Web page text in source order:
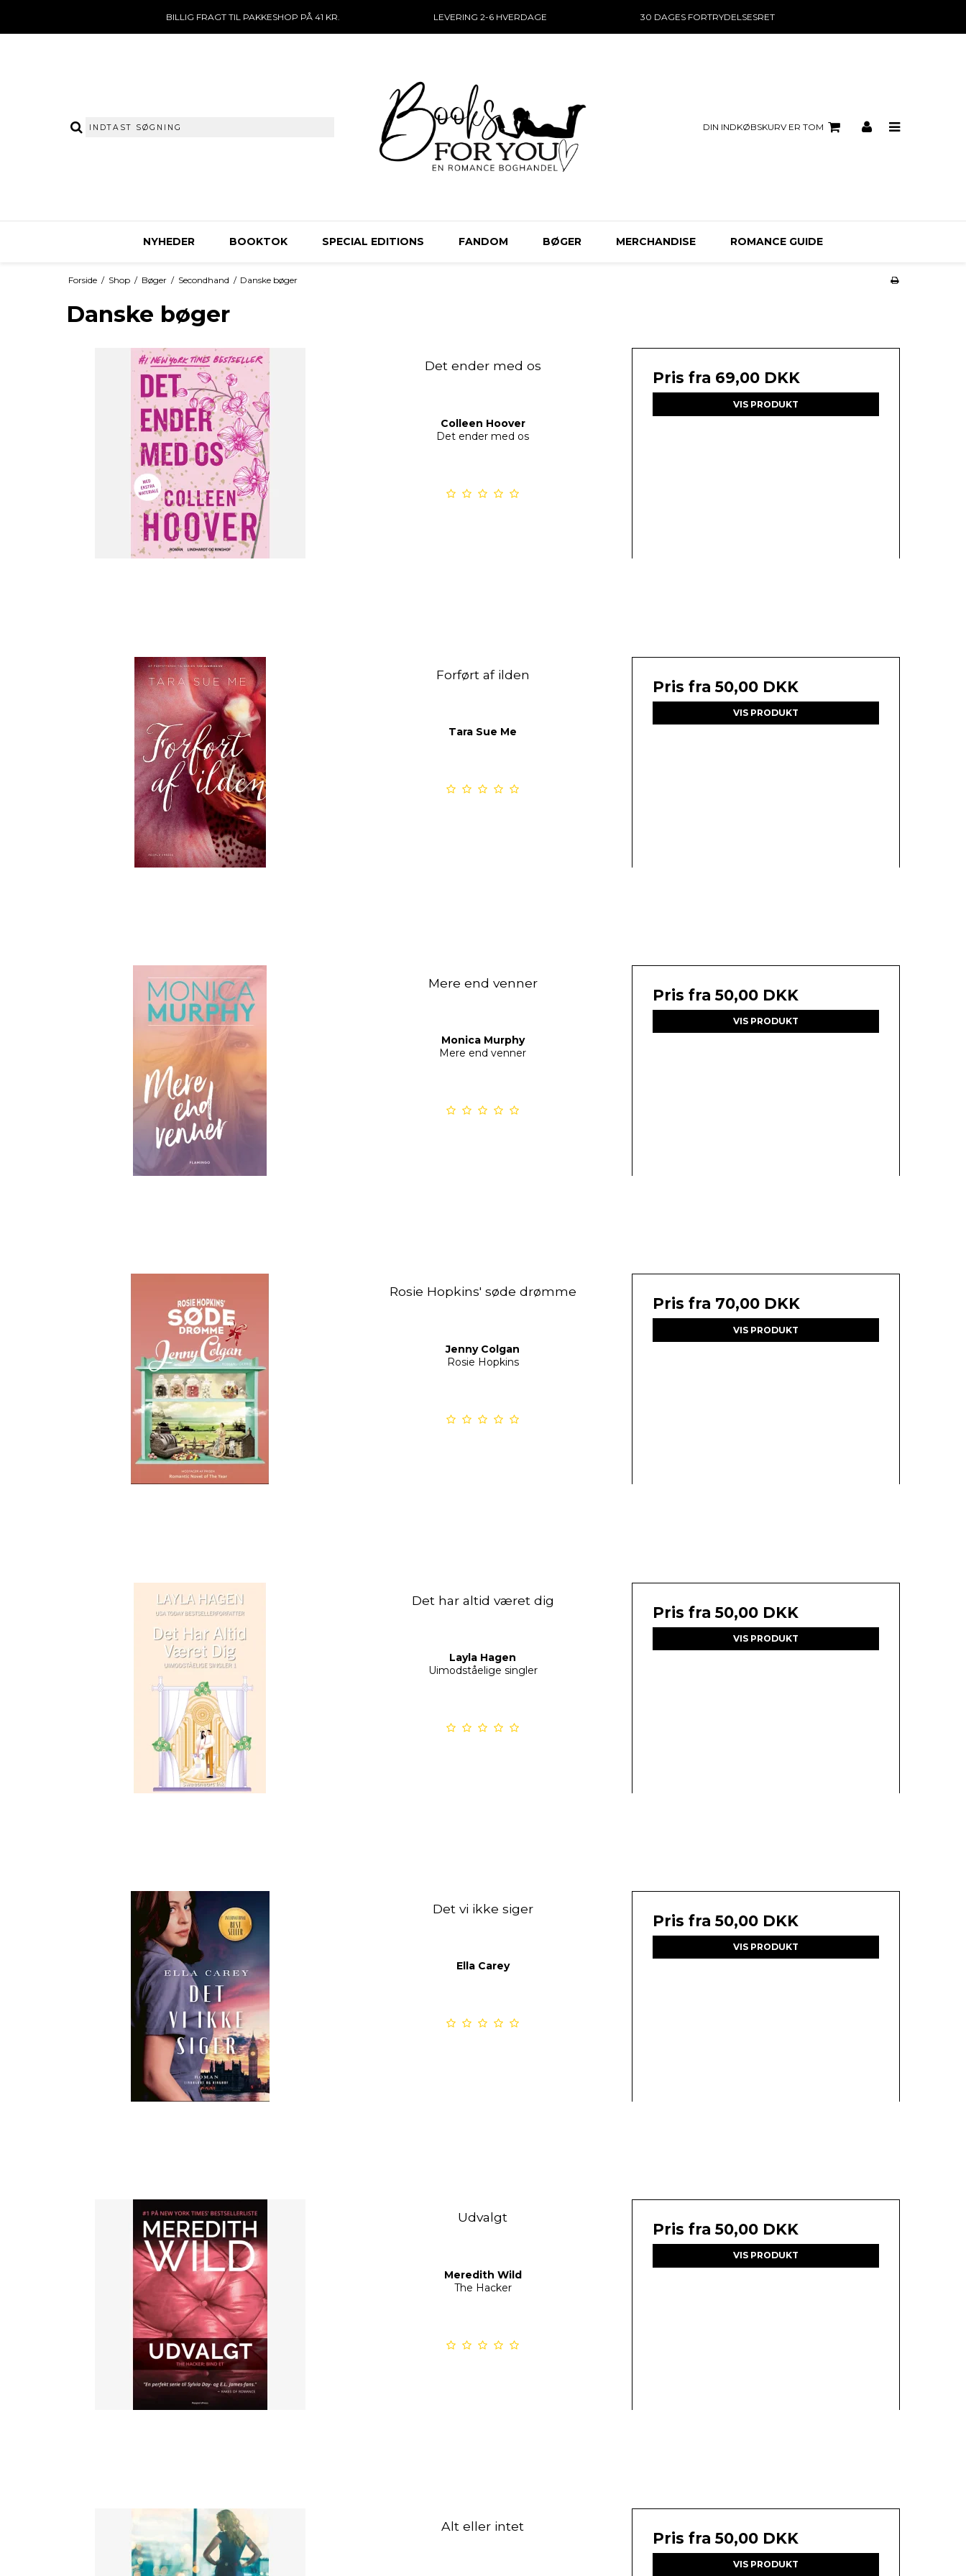
BILLIG FRAGT TIL PAKKESHOP PÅ 41 KR. LEVERING 2-6 HVERDAGE 30 DAGES FORTRYDELSESRET
DIN INDKØBSKURV ER TOM
NYHEDER BOOKTOK SPECIAL EDITIONS FANDOM BØGER MERCHANDISE ROMANCE GUIDE
Forside / Shop / Bøger / Secondhand / Danske bøger
Danske bøger
Det ender med os
Colleen Hoover
Det ender med os
Pris fra 69,00 DKK
VIS PRODUKT
Forført af ilden
Tara Sue Me
Pris fra50,00 DKK
VIS PRODUKT
Mere end venner
Monica Murphy
Mere end venner
Pris fra50,00 DKK
VIS PRODUKT
Rosie Hopkins' søde drømme
Jenny Colgan
Rosie Hopkins
Pris fra 70,00 DKK
VIS PRODUKT
Det har altid været dig
Layla Hagen
Uimodståelige singler
Pris fra50,00 DKK
VIS PRODUKT
Det vi ikke siger
Ella Carey
Pris fra50,00 DKK
VIS PRODUKT
Udvalgt
Meredith Wild
The Hacker
Pris fra50,00 DKK
VIS PRODUKT
Alt eller intet
Pris fra50,00 DKK
VIS PRODUKT